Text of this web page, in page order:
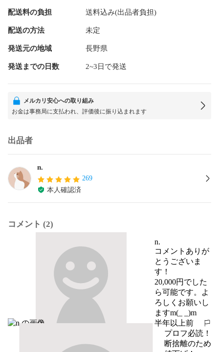
配送料の負担 送料込み(出品者負担)
配送の方法 未定
発送元の地域 長野県
発送までの日数 2~3日で発送
メルカリ安心への取り組み
お金は事務局に支払われ、評価後に振り込まれます
出品者
n.
269
本人確認済
コメント (2)
n.
コメントありが
とうございま
す！
20,000円でした
ら可能です。よ
ろしくお願いし
ますm(_ _)m
半年以上前
報告する
プロフ必読！
断捨離のため